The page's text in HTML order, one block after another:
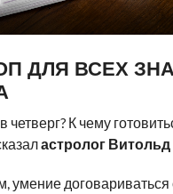
ДЛЯ ВСЕХ
четверг? К чему
астролог
умение договариваться